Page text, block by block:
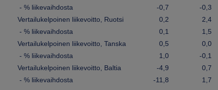
- % liikevaihdosta -0,7
-0,3
Vertailukelpoinen liikevoitto, Ruotsi
0,2
2,4
- % liikevaihdosta
0,1
1,5
Vertailukelpoinen liikevoitto, Tanska
0,5
0,0
- % liikevaihdosta
1,0
-0,1
Vertailukelpoinen liikevoitto, Baltia
-4,9
0,7
- % liikevaihdosta
-11,8 1,7